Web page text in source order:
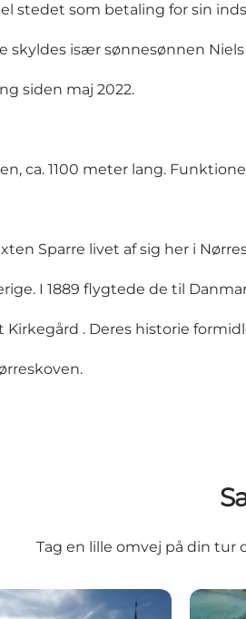
stedet som betaling for sin
især sønnesønnen Niels
siden maj 2022.
ca. 1100 meter lang.
Sparre livet af sig her i
I 1889 flygtede de til
Kirkegård . Deres historie
Tag en lille omvej på din tur